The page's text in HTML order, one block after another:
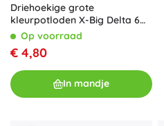
Driehoekige grote
kleurpotloden X-Big Delta 6
kleuren
Op voorraad
€ 4,80
In mandje